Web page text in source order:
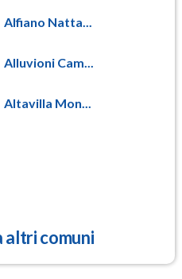
Alfiano Natta...
Alluvioni Cam...
Altavilla Mon...
altri comuni